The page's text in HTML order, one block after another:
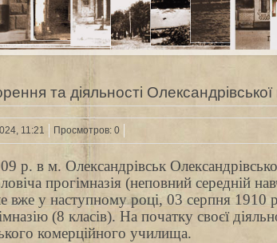
та діяльності Олександрівської
11:21 Просмотров: 0
р. в м. Олександрівськ
прогімназія (неповний середній
вже у наступному році, 03 серпня 1910
(8 класів). На початку своєї
комерційного училища.